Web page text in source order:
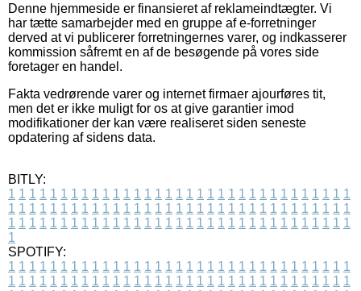
Denne hjemmeside er finansieret af reklameindtægter. Vi
har tætte samarbejder med en gruppe af e-forretninger
derved at vi publicerer forretningernes varer, og indkasserer
kommission såfremt en af de besøgende på vores side
foretager en handel.
Fakta vedrørende varer og internet firmaer ajourføres tit,
men det er ikke muligt for os at give garantier imod
modifikationer der kan være realiseret siden seneste
opdatering af sidens data.
BITLY:
1 1 1 1 1 1 1 1 1 1 1 1 1 1 1 1 1 1 1 1 1 1 1 1 1 1 1 1 1 1 1 1 1
1 1 1 1 1 1 1 1 1 1 1 1 1 1 1 1 1 1 1 1 1 1 1 1 1 1 1 1 1 1 1 1 1
1 1 1 1 1 1 1 1 1 1 1 1 1 1 1 1 1 1 1 1 1 1 1 1 1 1 1 1 1 1 1 1 1
1
SPOTIFY:
1 1 1 1 1 1 1 1 1 1 1 1 1 1 1 1 1 1 1 1 1 1 1 1 1 1 1 1 1 1 1 1 1
1 1 1 1 1 1 1 1 1 1 1 1 1 1 1 1 1 1 1 1 1 1 1 1 1 1 1 1 1 1 1 1 1